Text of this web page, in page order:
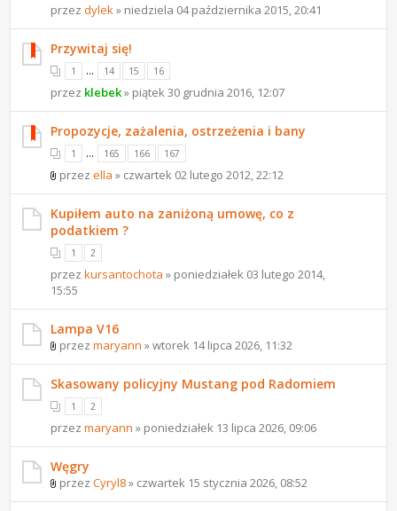
przezdylek » niedziela 04 października 2015, 20:41
Przywitaj się!
1 ... 14 15 16
przez klebek» piątek 30 grudnia 2016, 12:07
Propozycje, zażalenia, ostrzeżenia i bany
1 ... 165 166 167
przezella » czwartek 02 lutego 2012, 22:12
Kupiłem auto na zaniżoną umowę, co z
podatkiem ?
1 2
przezkursantochota » poniedziałek 03 lutego 2014,
15:55
Lampa V16
przezmaryann » wtorek 14 lipca 2026, 11:32
Skasowany policyjny Mustang pod Radomiem
1 2
przezmaryann » poniedziałek 13 lipca 2026, 09:06
Węgry
przezCyryl8» czwartek 15 stycznia 2026, 08:52